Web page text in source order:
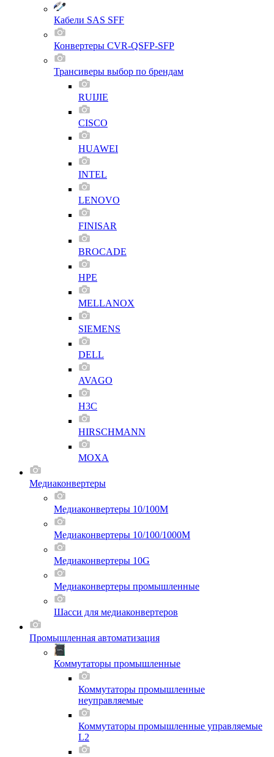
Кабели SAS SFF
Конвертеры CVR-QSFP-SFP
Трансиверы выбор по брендам
RUIJIE
CISCO
HUAWEI
INTEL
LENOVO
FINISAR
BROCADE
HPE
MELLANOX
SIEMENS
DELL
AVAGO
H3C
HIRSCHMANN
MOXA
Медиаконвертеры
Медиаконвертеры 10/100M
Медиаконвертеры 10/100/1000M
Медиаконвертеры 10G
Медиаконвертеры промышленные
Шасси для мeдиаконвертеров
Промышленная автоматизация
Коммутаторы промышленные
Коммутаторы промышленные
неуправляемые
Коммутаторы промышленные управляемые
L2